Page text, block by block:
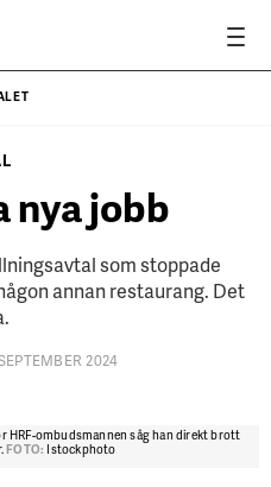
nya jobb
som stoppade
annan restaurang. Det
2024
HRF-ombudsmannen såg han direkt brott
FOTO: Istockphoto